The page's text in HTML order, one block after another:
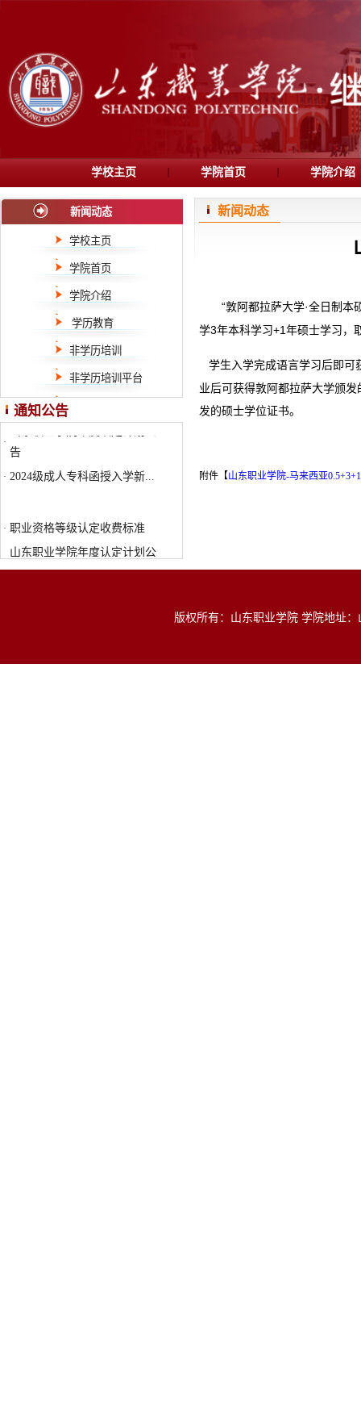
学校主页 学院首页 学院介绍
新闻动态
学校主页
学院首页
学院介绍
学历教育
非学历培训
非学历培训平台
通知公告
· 职业资格等级认定收费标准
告
2024级成人专科函授入学新...
职业资格等级认定收费标准
·
山东职业学院年度认定计划公
告
新闻动态
“敦阿都拉萨大学·全日制本
学3年本科学习+1 年硕士学习，
学生入学完成语言学习后即可
业后可获得敦阿都拉萨大学颁
发的硕士学位证书。
附件【山东职业学院-马来西亚
版权所有：山东职业学院 学院地址：